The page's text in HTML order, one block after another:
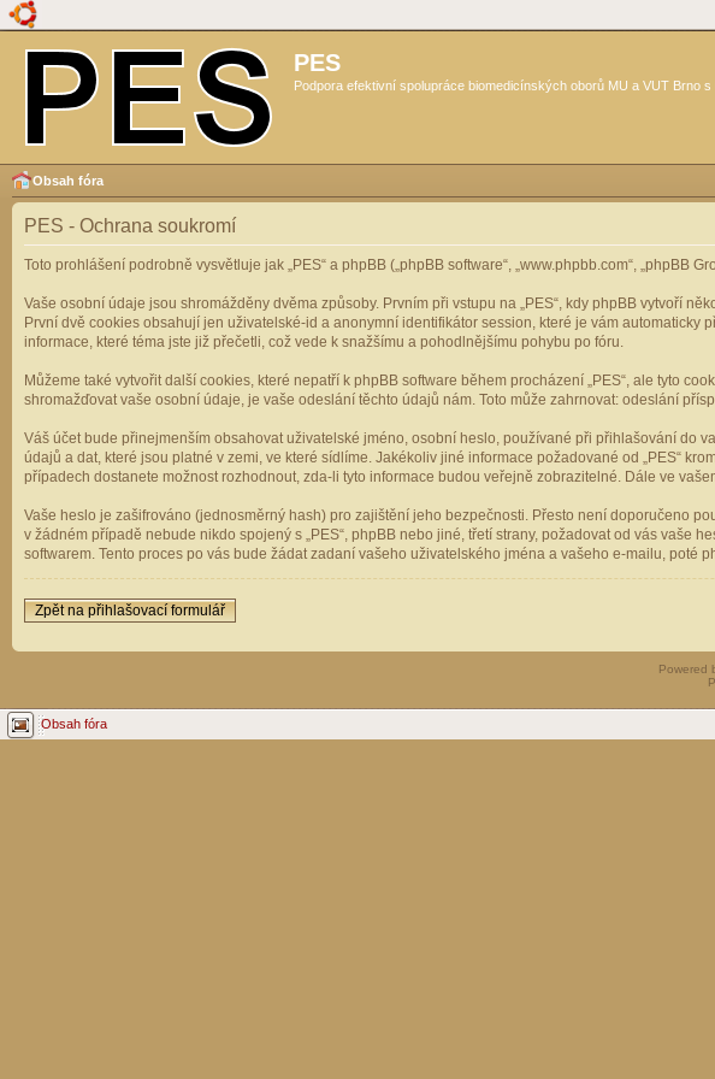
PES
Podpora efektivní spolupráce biomedicínských oborů MU a VUT Brno
Obsah fóra
PES - Ochrana soukromí
Toto prohlášení podrobně vysvětluje jak „PES“ a phpBB („phpBB software“, „www.phpbb.com“, „phpBB
Vaše osobní údaje jsou shromážděny dvěma způsoby. Prvním při vstupu na „PES“, kdy phpBB vytvoří
První dvě cookies obsahují jen uživatelské-id a anonymní identifikátor session, které je vám
informace, které téma jste již přečetli, což vede k snažšímu a pohodlnějšímu pohybu po fóru.
Můžeme také vytvořit další cookies, které nepatří k phpBB software během procházení „PES“, ale tyto
shromažďovat vaše osobní údaje, je vaše odeslání těchto údajů nám. Toto může zahrnovat: odeslání
Váš účet bude přinejmenším obsahovat uživatelské jméno, osobní heslo, používané při přihlašování do
údajů a dat, které jsou platné v zemi, ve které sídlíme. Jakékoliv jiné informace požadované od „PES“
případech dostanete možnost rozhodnout, zda-li tyto informace budou veřejně zobrazitelné. Dále ve
Vaše heslo je zašifrováno (jednosměrný hash) pro zajištění jeho bezpečnosti. Přesto není doporučeno
v žádném případě nebude nikdo spojený s „PES“, phpBB nebo jiné, třetí strany, požadovat od vás vaše
softwarem. Tento proces po vás bude žádat zadaní vašeho uživatelského jména a vašeho e-mailu,
Zpět na přihlašovací formulář
Powered
Obsah fóra